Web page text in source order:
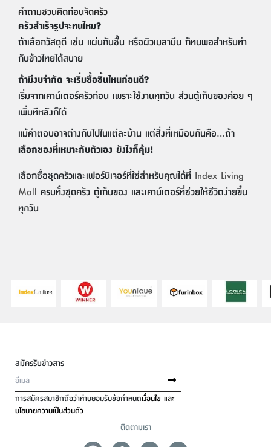
คำถามชวนคิดก่อนจัดครัว
ครัวสำเร็จรูปจะทนไหม?
ถ้าเลือกวัสดุดี เช่น แผ่นกันชื้น หรือผิวเมลามีน ก็ทนพอสำหรับทำ
กับข้าวไทยได้สบาย
ถ้ามีงบจำกัด จะเริ่มซื้อชิ้นไหนก่อนดี?
เริ่มจากเคาน์เตอร์ครัวก่อน เพราะใช้งานทุกวัน ส่วนตู้เก็บของค่อย ๆ
เพิ่มทีหลังก็ได้
แม้คำตอบอาจต่างกันไปในแต่ละบ้าน แต่สิ่งที่เหมือนกันคือ…ถ้า
เลือกของที่เหมาะกับตัวเอง ยังไงก็คุ้ม!
เลือกซื้อชุดครัวและเฟอร์นิเจอร์ที่ใช่สำหรับคุณได้ที่ Index Living
Mall ครบทั้งชุดครัว ตู้เก็บของ และเคาน์เตอร์ที่ช่วยให้ชีวิตง่ายขึ้น
ทุกวัน
สมัครรับข่าวสาร
การสมัครสมาชิกถือว่าท่านยอมรับข้อกำหนดเงื่อนไข และ
นโยบายความเป็นส่วนตัว
ติดตามเรา